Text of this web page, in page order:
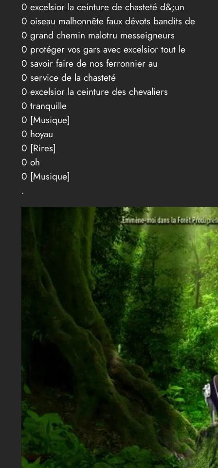
0 excelsior la ceinture de chasteté d&;un
0 oiseau malhonnête faux dévots bandits de
0 grand chemin malotru messeigneurs
0 protéger vos gars avec excelsior tout le
0 savoir faire de nos ferronnier au
0 service de la chasteté
0 excelsior la ceinture des chevaliers
0 tranquille
0 [Musique]
0 hoyau
0 [Rires]
0 oh
0 [Musique]
.